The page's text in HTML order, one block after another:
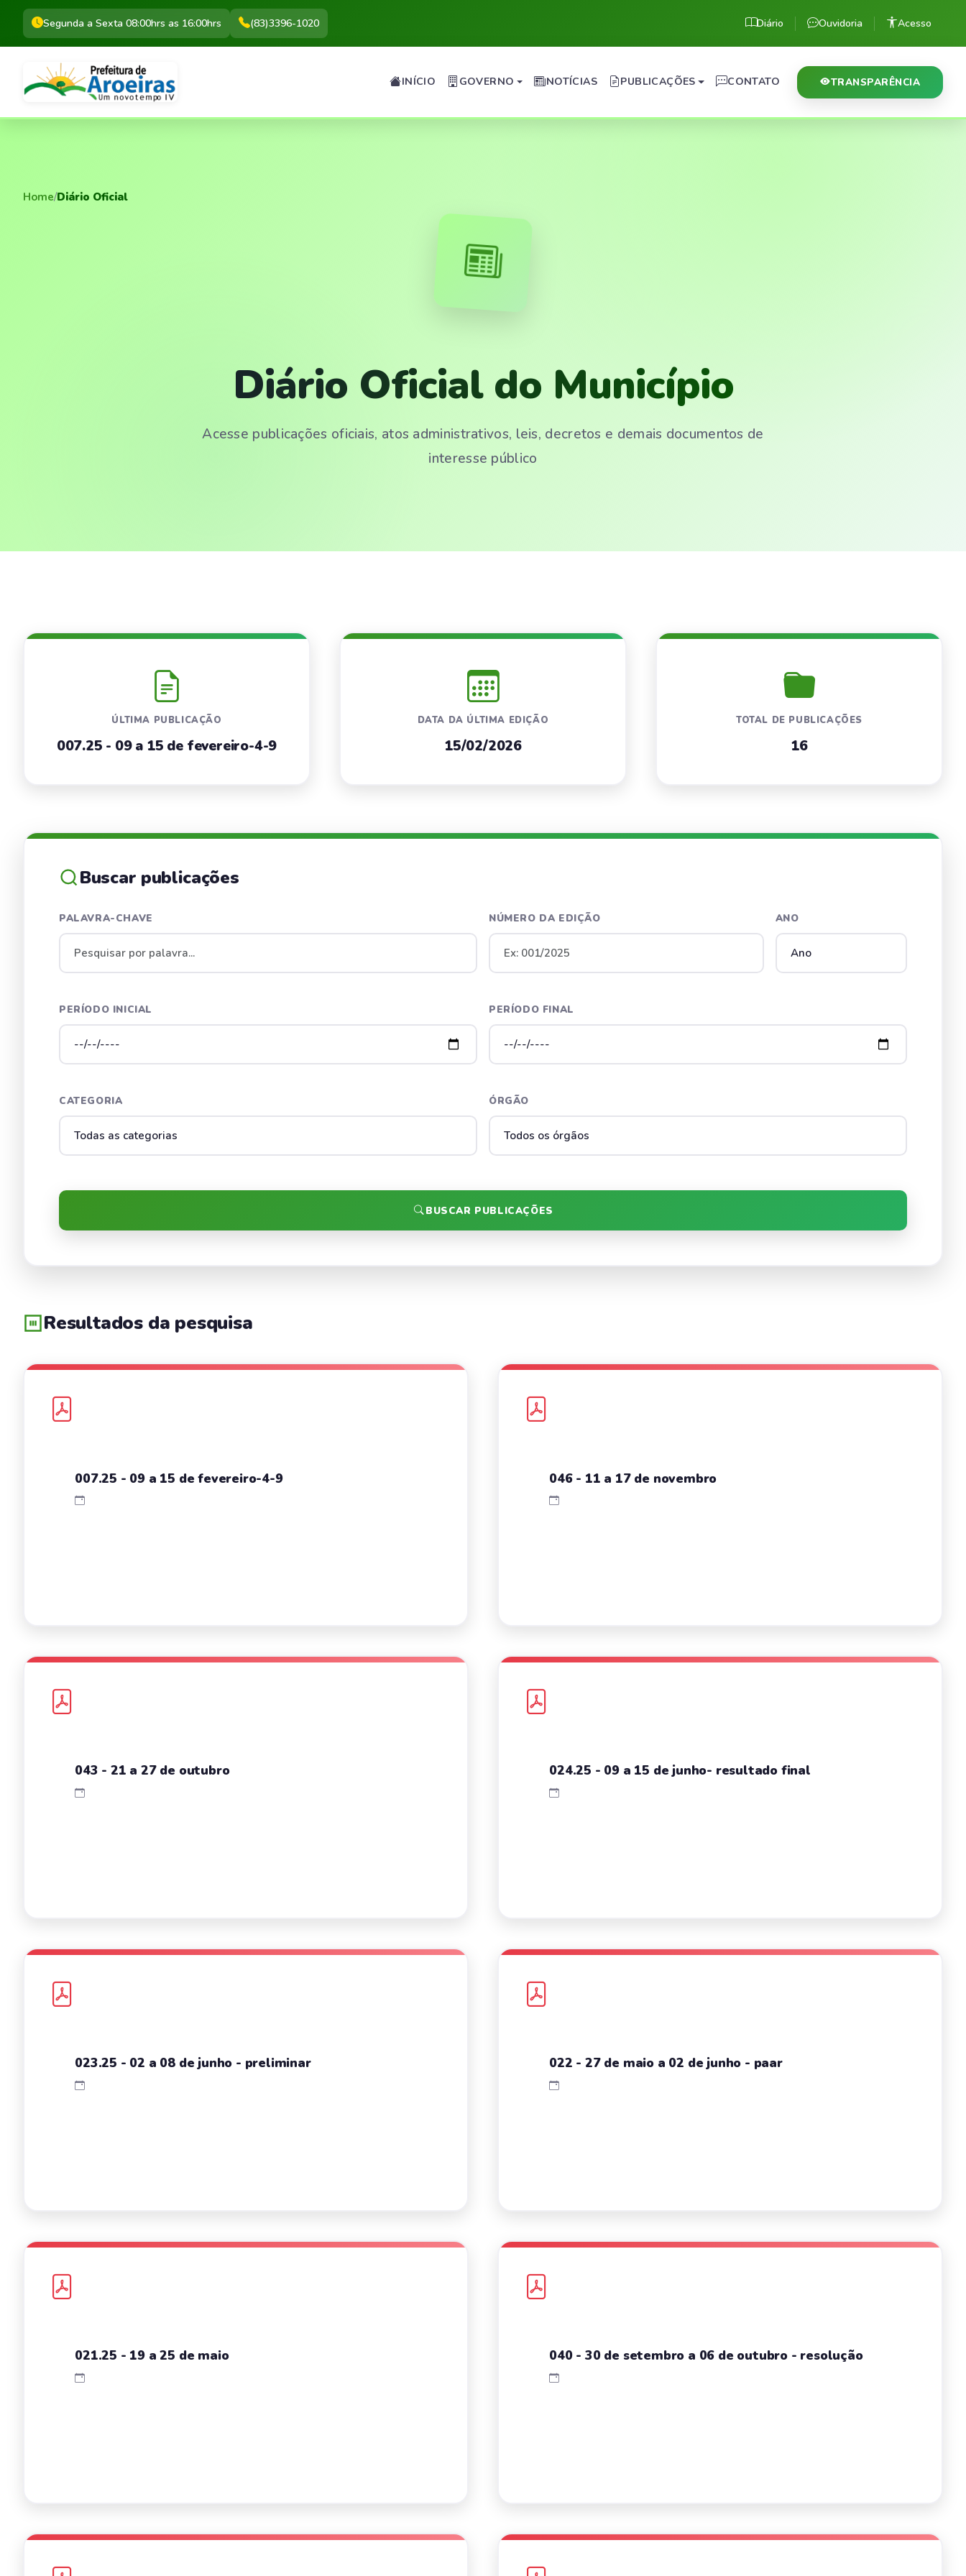
Segunda a Sexta 08:00hrs as 16:00hrs (83)3396-1020 Diário Ouvidoria Acesso
INÍCIO GOVERNO NOTÍCIAS PUBLICAÇÕES CONTATO TRANSPARÊNCIA
Home/Diário Oficial
Diário Oficial do Município
Acesse publicações oficiais, atos administrativos, leis, decretos e demais documentos de
interesse público
ÚLTIMA PUBLICAÇÃO
007.25 - 09 a 15 de fevereiro-4-9
DATA DA ÚLTIMA EDIÇÃO
15/02/2026
TOTAL DE PUBLICAÇÕES
16
Buscar publicações
PALAVRA-CHAVE NÚMERO DA EDIÇÃO ANO
PERÍODO INICIAL PERÍODO FINAL
CATEGORIA ÓRGÃO
BUSCAR PUBLICAÇÕES
Resultados da pesquisa
007.25 - 09 a 15 de fevereiro-4-9 046 - 11 a 17 de novembro
043 - 21 a 27 de outubro 024.25 - 09 a 15 de junho- resultado final
023.25 - 02 a 08 de junho - preliminar 022 - 27 de maio a 02 de junho - paar
021.25 - 19 a 25 de maio 040 - 30 de setembro a 06 de outubro - resolução